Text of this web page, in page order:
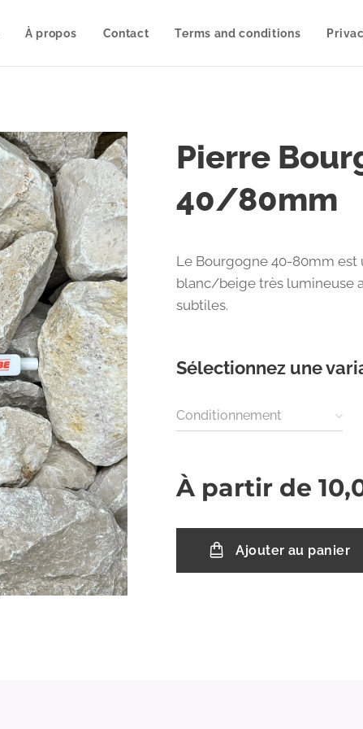
À propos Contact Terms and conditions
Pierre
40/80mm
Le Bourgogne 40-80mm est
blanc/beige très lumineuse
subtiles.
Sélectionnez une
Conditionnement
À partir de
Ajouter au panier